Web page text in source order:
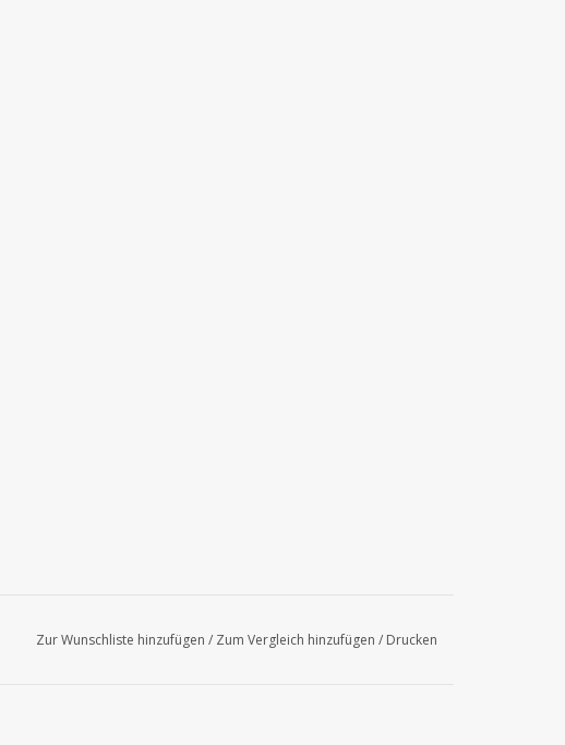
Zur Wunschliste hinzufügen / Zum Vergleich hinzufügen / Drucken